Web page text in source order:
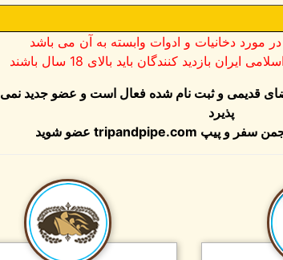
مورد دخانیات و ادوات وابسته به آن می باشد
بازدید کنندگان باید بالای 18 سال باشند
قدیمی و ثبت نام شده فعال است و عضو جدید نمی
پذیرد
سفر و پیپ tripandpipe.comعضو شوید